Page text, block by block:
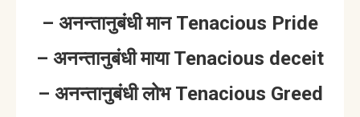
– अनन्तानुबंधी मान Tenacious Pride
– अनन्तानुबंधी माया Tenacious deceit
– अनन्तानुबंधी लोभ Tenacious Greed